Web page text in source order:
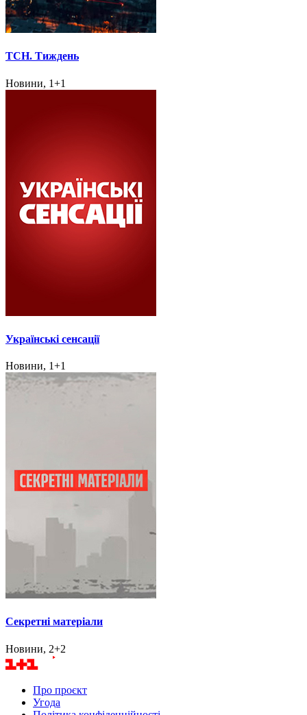
ТСН. Тиждень
Новини, 1+1
Українські сенсації
Новини, 1+1
Секретні матеріали
Новини, 2+2
Про проєкт
Угода